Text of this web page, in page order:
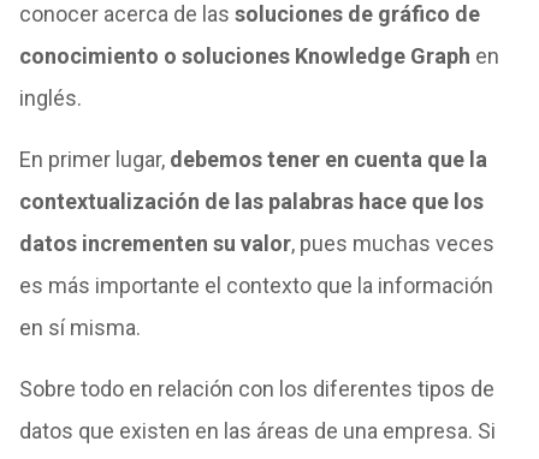
conocer acerca de las soluciones de gráfico de
conocimiento o soluciones Knowledge Graph en
inglés.
En primer lugar, debemos tener en cuenta que la
contextualización de las palabras hace que los
datos incrementen su valor, pues muchas veces
es más importante el contexto que la información
en sí misma.
Sobre todo en relación con los diferentes tipos de
datos que existen en las áreas de una empresa. Si